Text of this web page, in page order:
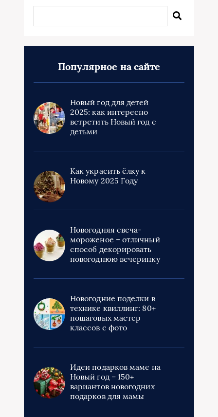
2025: как интересно
встретить Новый год с
детьми
Новому 2025 Году
мороженое – отличный
способ декорировать
новогоднюю вечеринку
технике квиллинг: 80+
пошаговых мастер
классов с фото
Новый год – 150+
вариантов новогодних
подарков для мамы